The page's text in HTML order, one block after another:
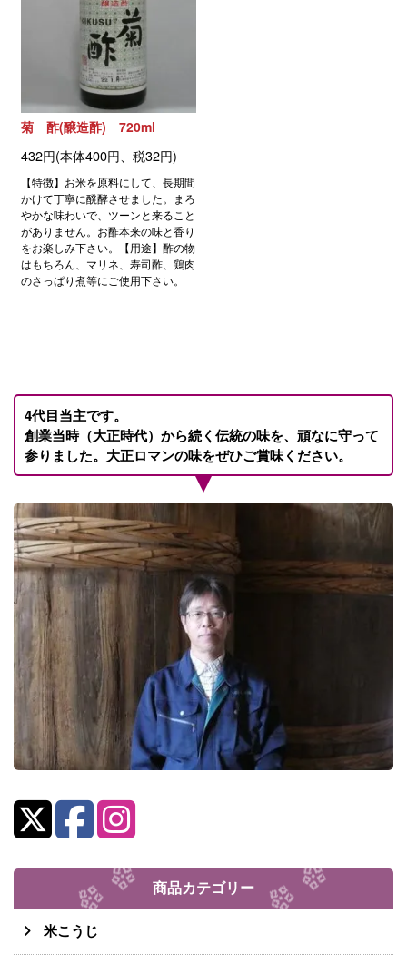
菊 酢(醸造酢) 720ml
432円(本体400円、税32円)
【特徴】お米を原料にして、長期間
かけて丁寧に醗酵させました。まろ
やかな味わいで、ツーンと来ること
がありません。お酢本来の味と香り
をお楽しみ下さい。【用途】酢の物
はもちろん、マリネ、寿司酢、鶏肉
のさっぱり煮等にご使用下さい。
4代目当主です。
創業当時（大正時代）から続く伝統の味を、頑なに守って
参りました。大正ロマンの味をぜひご賞味ください。
商品カテゴリー
米こうじ